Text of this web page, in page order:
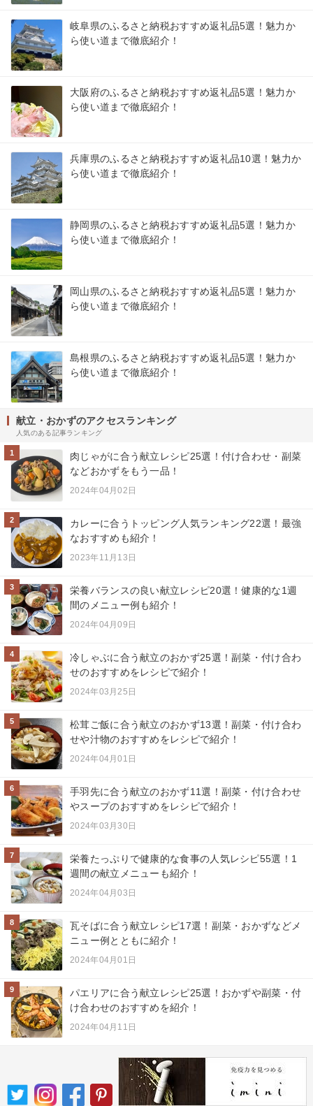
岐阜県のふるさと納税おすすめ返礼品5選！魅力か
ら使い道まで徹底紹介！
大阪府のふるさと納税おすすめ返礼品5選！魅力か
ら使い道まで徹底紹介！
兵庫県のふるさと納税おすすめ返礼品10選！魅力か
ら使い道まで徹底紹介！
静岡県のふるさと納税おすすめ返礼品5選！魅力か
ら使い道まで徹底紹介！
岡山県のふるさと納税おすすめ返礼品5選！魅力か
ら使い道まで徹底紹介！
島根県のふるさと納税おすすめ返礼品5選！魅力か
ら使い道まで徹底紹介！
献立・おかずのアクセスランキング
人気のある記事ランキング
1
肉じゃがに合う献立レシピ25選！付け合わせ・副菜
などおかずをもう一品！
2024年04月02日
2
カレーに合うトッピング人気ランキング22選！最強
なおすすめも紹介！
2023年11月13日
3
栄養バランスの良い献立レシピ20選！健康的な1週
間のメニュー例も紹介！
2024年04月09日
4
冷しゃぶに合う献立のおかず25選！副菜・付け合わ
せのおすすめをレシピで紹介！
2024年03月25日
5
松茸ご飯に合う献立のおかず13選！副菜・付け合わ
せや汁物のおすすめをレシピで紹介！
2024年04月01日
6
手羽先に合う献立のおかず11選！副菜・付け合わせ
やスープのおすすめをレシピで紹介！
2024年03月30日
7
栄養たっぷりで健康的な食事の人気レシピ55選！1
週間の献立メニューも紹介！
2024年04月03日
8
瓦そばに合う献立レシピ17選！副菜・おかずなどメ
ニュー例とともに紹介！
2024年04月01日
9
パエリアに合う献立レシピ25選！おかずや副菜・付
け合わせのおすすめを紹介！
2024年04月11日